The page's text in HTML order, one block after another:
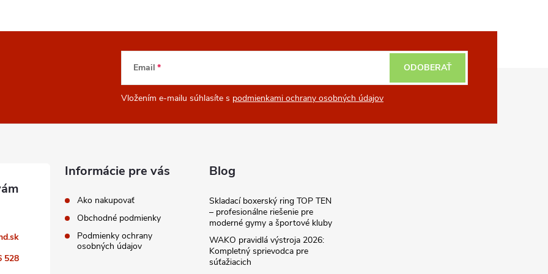
Email
Vložením e-mailu súhlasíte s podmienkami ochrany osobných údajov
ODOBERAŤ
528
Informácie pre vás
Ako nakupovať
Obchodné podmienky
Podmienky ochrany
osobných údajov
Blog
Skladací boxerský ring TOP TEN
– profesionálne riešenie pre
moderné gymy a športové kluby
WAKO pravidlá výstroja 2026:
Kompletný sprievodca pre
súťažiacich